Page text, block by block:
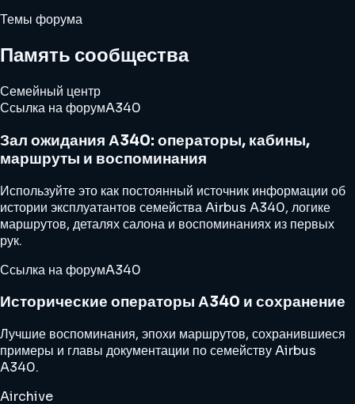
Темы форума
Память сообщества
Семейный центр
Ссылка на форумA340
Зал ожидания А340: операторы, кабины,
маршруты и воспоминания
Используйте это как постоянный источник информации об
истории эксплуатантов семейства Airbus A340, логике
маршрутов, деталях салона и воспоминаниях из первых
рук.
Ссылка на форумA340
Исторические операторы А340 и сохранение
Лучшие воспоминания, эпохи маршрутов, сохранившиеся
примеры и главы документации по семейству Airbus
A340.
Airchive